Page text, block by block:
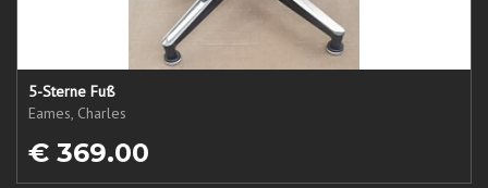
5-Sterne Fuß
Eames, Charles
€ 369.00